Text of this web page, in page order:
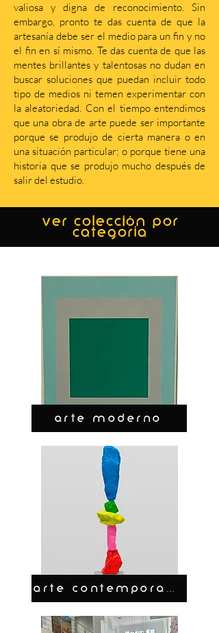
valiosa y digna de reconocimiento. Sin
embargo, pronto te das cuenta de que la
artesanía debe ser el medio para un fin y no
el fin en sí mismo. Te das cuenta de que las
mentes brillantes y talentosas no dudan en
buscar soluciones que puedan incluir todo
tipo de medios ni temen experimentar con
la aleatoriedad. Con el tiempo entendimos
que una obra de arte puede ser importante
porque se produjo de cierta manera o en
una situación particular; o porque tiene una
historia que se produjo mucho después de
salir del estudio.
ver colección por
categoría
ARTE MODERNO
ARTE CONTEMPORANEO